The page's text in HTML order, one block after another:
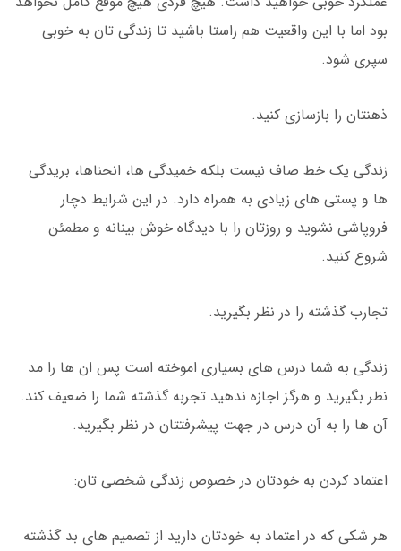
بود اما با این واقعیت هم راستا باشید تا زندگی تان به خوبی
سپری شود.
ذهنتان را بازسازی کنید.
زندگی یک خط صاف نیست بلکه خمیدگی ها، انحناها، بریدگی
ها و پستی های زیادی به همراه دارد. در این شرایط دچار
فروپاشی نشوید و روزتان را با دیدگاه خوش بینانه و مطمئن
شروع کنید.
تجارب گذشته را در نظر بگیرید.
زندگی به شما درس های بسیاری اموخته است پس ان ها را مد
نظر بگیرید و هرگز اجازه ندهید تجربه گذشته شما را ضعیف کند.
آن ها را به آن درس در جهت پیشرفتتان در نظر بگیرید.
اعتماد کردن به خودتان در خصوص زندگی شخصی تان:
هر شکی که در اعتماد به خودتان دارید از تصمیم های بد گذشته